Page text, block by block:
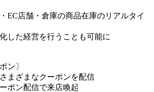
EC店舗・倉庫の商品在庫のリアルタイ
した経営を行うことも可能に
ン〕
まざまなクーポンを配信
ポン配信で来店喚起